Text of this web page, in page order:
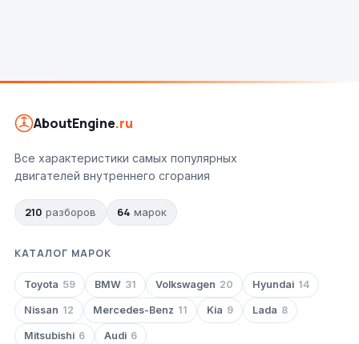
AboutEngine.ru
Все характеристики самых популярных
двигателей внутреннего сгорания
210 разборов 64 марок
КАТАЛОГ МАРОК
Toyota 59 BMW 31 Volkswagen 20 Hyundai 14
Nissan 12 Mercedes-Benz 11 Kia 9 Lada 8
Mitsubishi 6 Audi 6